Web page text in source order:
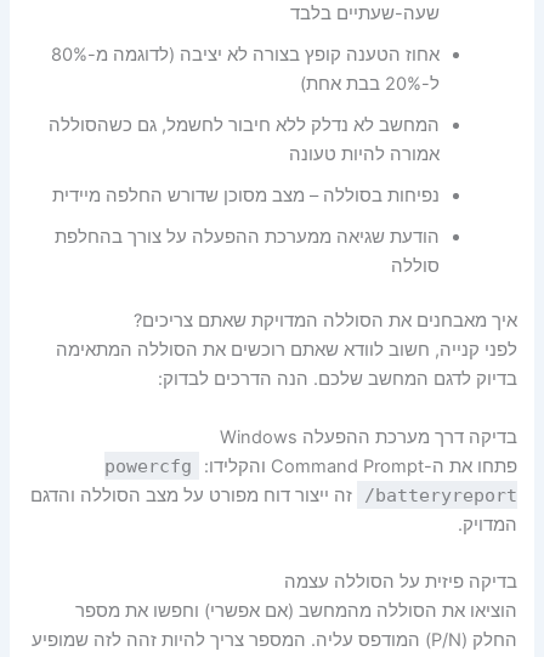
שעה-שעתיים בלבד
אחוז הטענה קופץ בצורה לא יציבה (לדוגמה מ-80%
ל-20% בבת אחת)
המחשב לא נדלק ללא חיבור לחשמל, גם כשהסוללה
אמורה להיות טעונה
נפיחות בסוללה – מצב מסוכן שדורש החלפה מיידית
הודעת שגיאה ממערכת ההפעלה על צורך בהחלפת
סוללה
איך מאבחנים את הסוללה המדויקת שאתם צריכים?
לפני קנייה, חשוב לוודא שאתם רוכשים את הסוללה המתאימה
בדיוק לדגם המחשב שלכם. הנה הדרכים לבדוק:
בדיקה דרך מערכת ההפעלה Windows
פתחו את ה-Command Prompt והקלידו:
powercfg
/batteryreport
זה ייצור דוח מפורט על מצב הסוללה והדגם
המדויק.
בדיקה פיזית על הסוללה עצמה
הוציאו את הסוללה מהמחשב (אם אפשרי) וחפשו את מספר
החלק (P/N) המודפס עליה. המספר צריך להיות זהה לזה שמופיע